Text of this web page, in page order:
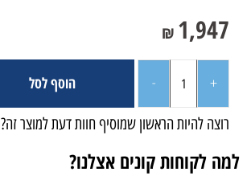
₪ 1,947
הוסף לסל
רוצה להיות הראשון שמוסיף חוות דעת למוצר זה?
למה לקוחות קונים אצלנו?